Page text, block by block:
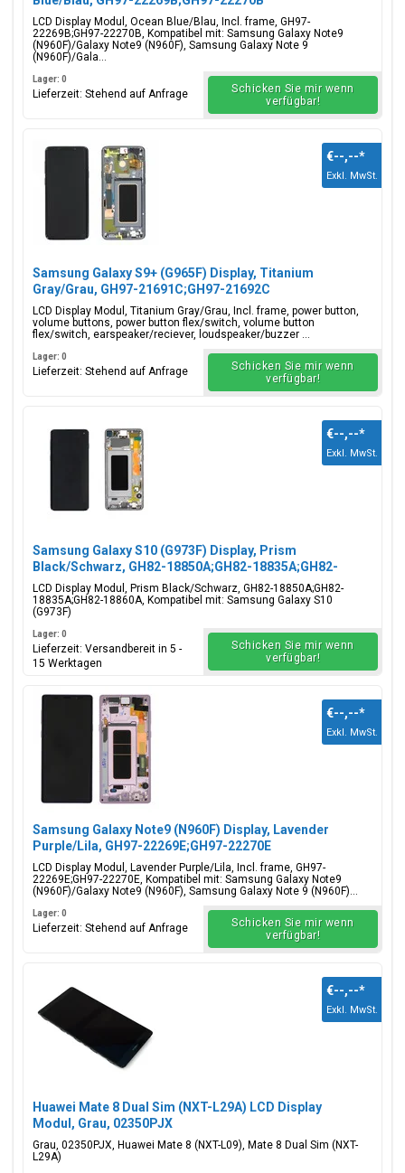
LCD Display Modul, Ocean Blue/Blau, Incl. frame, GH97-
22269B;GH97-22270B, Kompatibel mit: Samsung Galaxy Note9
(N960F)/Galaxy Note9 (N960F), Samsung Galaxy Note 9
(N960F)/Gala...
Lager: 0
Lieferzeit: Stehend auf Anfrage
Schicken Sie mir wenn
verfügbar!
Samsung Galaxy S9+ (G965F) Display, Titanium
Gray/Grau, GH97-21691C;GH97-21692C
LCD Display Modul, Titanium Gray/Grau, Incl. frame, power button,
volume buttons, power button flex/switch, volume button
flex/switch, earspeaker/reciever, loudspeaker/buzzer ...
€--,--*
Exkl. MwSt.
Lager: 0
Lieferzeit: Stehend auf Anfrage
Schicken Sie mir wenn
verfügbar!
Samsung Galaxy S10 (G973F) Display, Prism
Black/Schwarz, GH82-18850A;GH82-18835A;GH82-
18860A
LCD Display Modul, Prism Black/Schwarz, GH82-18850A;GH82-
18835A;GH82-18860A, Kompatibel mit: Samsung Galaxy S10
(G973F)
€--,--*
Exkl. MwSt.
Lager: 0
Lieferzeit: Versandbereit in 5 -
15 Werktagen
Schicken Sie mir wenn
verfügbar!
Samsung Galaxy Note9 (N960F) Display, Lavender
Purple/Lila, GH97-22269E;GH97-22270E
LCD Display Modul, Lavender Purple/Lila, Incl. frame, GH97-
22269E;GH97-22270E, Kompatibel mit: Samsung Galaxy Note9
(N960F)/Galaxy Note9 (N960F), Samsung Galaxy Note 9 (N960F)...
€--,--*
Exkl. MwSt.
Lager: 0
Lieferzeit: Stehend auf Anfrage
Schicken Sie mir wenn
verfügbar!
Huawei Mate 8 Dual Sim (NXT-L29A) LCD Display
Modul, Grau, 02350PJX
Grau, 02350PJX, Huawei Mate 8 (NXT-L09), Mate 8 Dual Sim (NXT-
L29A)
€--,--*
Exkl. MwSt.